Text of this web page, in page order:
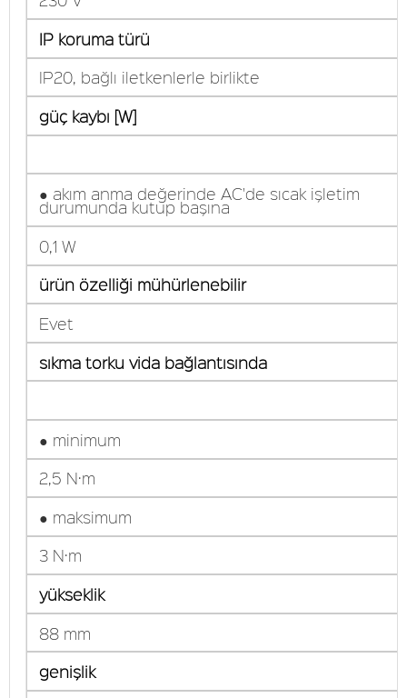
IP koruma türü
IP20, bağlı iletkenlerle birlikte
güç kaybı [W]
● akım anma değerinde AC'de sıcak işletim
durumunda kutup başına
0,1 W
ürün özelliği mühürlenebilir
Evet
sıkma torku vida bağlantısında
● minimum
2,5 N·m
● maksimum
3 N·m
yükseklik
88 mm
genişlik